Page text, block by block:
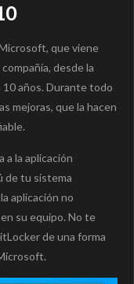
que viene
desde la
10 años. Durante todo
mejoras, que la hacen
a la aplicación
de tu sistema
aplicación no
su equipo. No te
de una forma